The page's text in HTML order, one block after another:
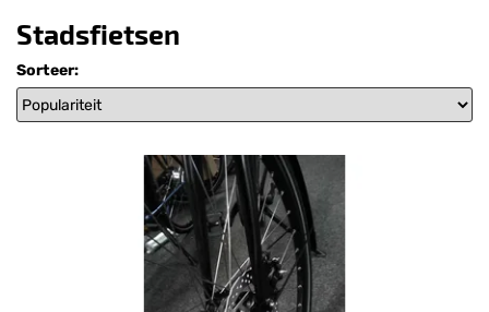
Stadsfietsen
Sorteer: